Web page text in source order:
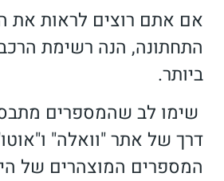
אם אתם רוצים לראות את
התחתונה, הנה רשימת
ביותר.
שימו לב שהמספרים
דרך של אתר "וואלה"
המספרים המוצהרים של